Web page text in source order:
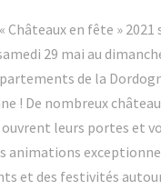
Châteaux en fête » 2021
29 mai au
de la
! De nombreux
leurs portes et
animations
et des festivités